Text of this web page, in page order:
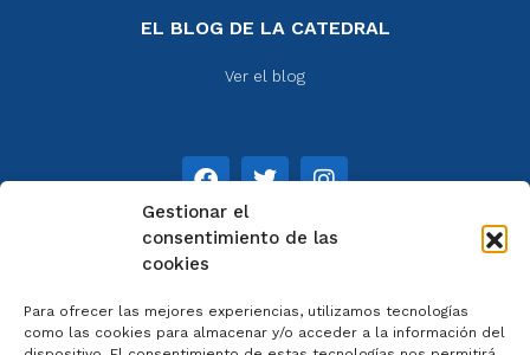
Gestionar el
consentimiento de las
cookies
Para ofrecer las mejores experiencias, utilizamos tecnologías
como las cookies para almacenar y/o acceder a la información del
EL BLOG DE LA CATEDRAL
Ver el blog
Aviso legal